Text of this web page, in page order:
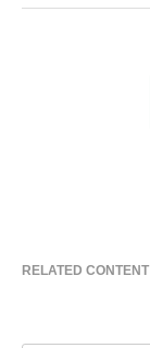
RELATED